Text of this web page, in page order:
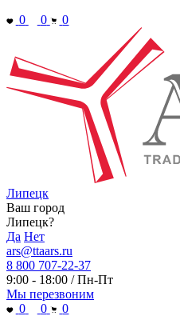
0
0 0
Липецк
Ваш город
Липецк?
Да Нет
ars@ttaars.ru
8 800 707-22-37
9:00 - 18:00 / Пн-Пт
Мы перезвоним
0
0 0